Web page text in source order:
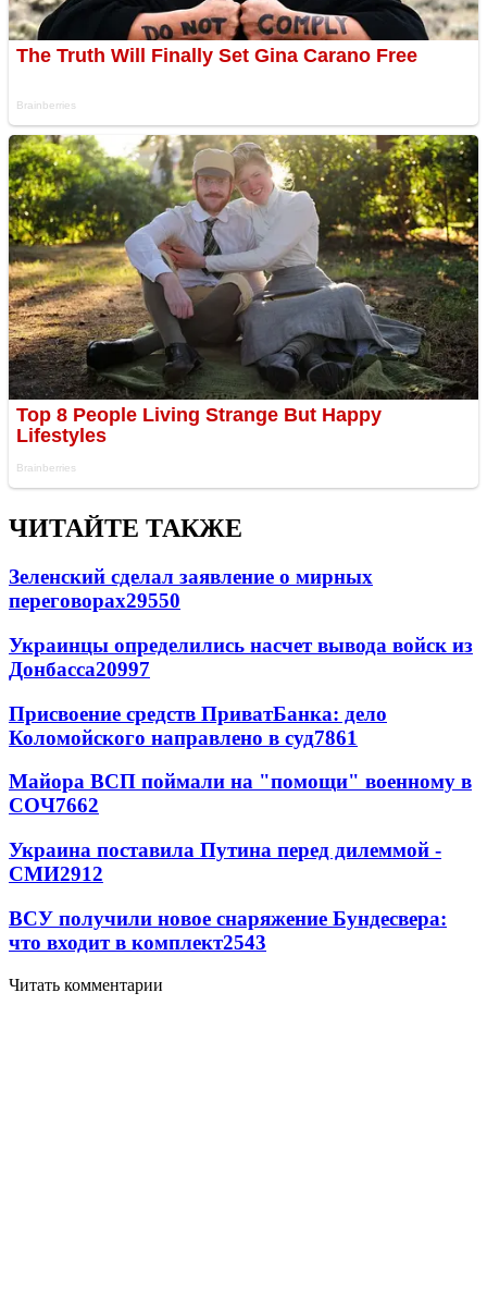
ЧИТАЙТЕ ТАКЖЕ
Зеленский сделал заявление о мирных
переговорах29550
Украинцы определились насчет вывода войск из
Донбасса20997
Присвоение средств ПриватБанка: дело
Коломойского направлено в суд7861
Майора ВСП поймали на "помощи" военному в
СОЧ7662
Украина поставила Путина перед дилеммой -
СМИ2912
ВСУ получили новое снаряжение Бундесвера:
что входит в комплект2543
Читать комментарии